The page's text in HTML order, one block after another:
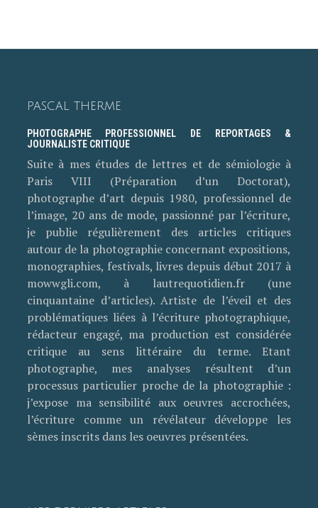
PASCAL THERME
PHOTOGRAPHE PROFESSIONNEL DE REPORTAGES &
JOURNALISTE CRITIQUE
Suite à mes études de lettres et de sémiologie à
Paris VIII (Préparation d’un Doctorat),
photographe d’art depuis 1980, professionnel de
l’image, 20 ans de mode, passionné par l’écriture,
je publie régulièrement des articles critiques
autour de la photographie concernant expositions,
monographies, festivals, livres depuis début 2017 à
mowwgli.com, à lautrequotidien.fr (une
cinquantaine d’articles). Artiste de l’éveil et des
problématiques liées à l’écriture photographique,
rédacteur engagé, ma production est considérée
critique au sens littéraire du terme. Etant
photographe, mes analyses résultent d’un
processus particulier proche de la photographie :
j’expose ma sensibilité aux oeuvres accrochées,
l’écriture comme un révélateur développe les
sèmes inscrits dans les oeuvres présentées.